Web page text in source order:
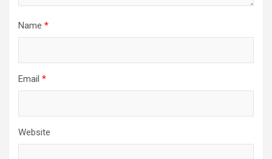
Name *
Email *
Website